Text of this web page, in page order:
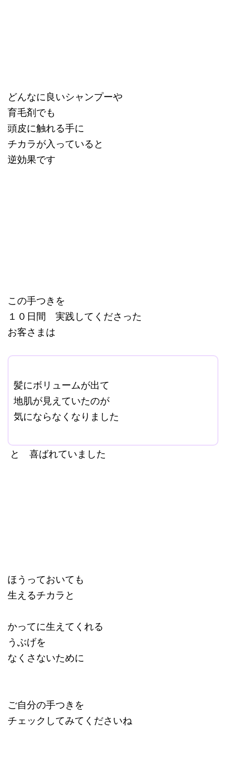
どんなに良いシャンプーや
育毛剤でも
頭皮に触れる手に
チカラが入っていると
逆効果です
この手つきを
１０日間 実践してくださった
お客さまは
髪にボリュームが出て
地肌が見えていたのが
気にならなくなりました
と 喜ばれていました
ほうっておいても
生えるチカラと
かってに生えてくれる
うぶげを
なくさないために
ご自分の手つきを
チェックしてみてくださいね